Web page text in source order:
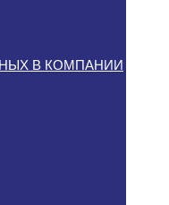
В КОМПАНИИ